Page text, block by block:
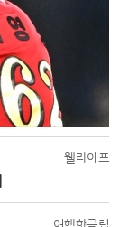
웰라이프